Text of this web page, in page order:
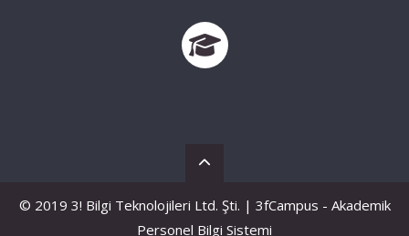
© 2019 3! Bilgi Teknolojileri Ltd. Şti. | 3fCampus - Akademik
Personel Bilgi Sistemi